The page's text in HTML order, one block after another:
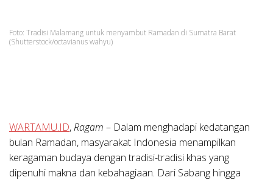
Foto: Tradisi Malamang untuk menyambut Ramadan di Sumatra Barat
(Shutterstock/octavianus wahyu)
WARTAMU.ID,Ragam – Dalam menghadapi kedatangan
bulan Ramadan, masyarakat Indonesia menampilkan
keragaman budaya dengan tradisi-tradisi khas yang
dipenuhi makna dan kebahagiaan. Dari Sabang hingga